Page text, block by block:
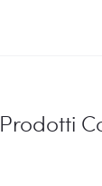
Prodotti